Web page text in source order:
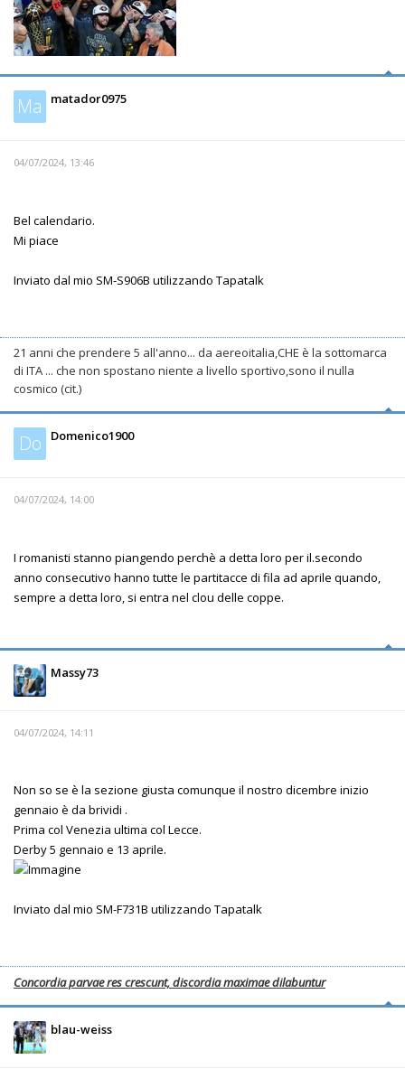
Ma matador0975
04/07/2024, 13:46
Bel calendario.
Mi piace
Inviato dal mio SM-S906B utilizzando Tapatalk
21 anni che prendere 5 all'anno... da aereoitalia,CHE è la sottomarca
di ITA ... che non spostano niente a livello sportivo,sono il nulla
cosmico (cit.)
Do Domenico1900
04/07/2024, 14:00
I romanisti stanno piangendo perchè a detta loro per il.secondo
anno consecutivo hanno tutte le partitacce di fila ad aprile quando,
sempre a detta loro, si entra nel clou delle coppe.
Massy73
04/07/2024, 14:11
Non so se è la sezione giusta comunque il nostro dicembre inizio
gennaio è da brividi .
Prima col Venezia ultima col Lecce.
Derby 5 gennaio e 13 aprile.
Inviato dal mio SM-F731B utilizzando Tapatalk
Concordia parvae res crescunt, discordia maximae dilabuntur
blau-weiss